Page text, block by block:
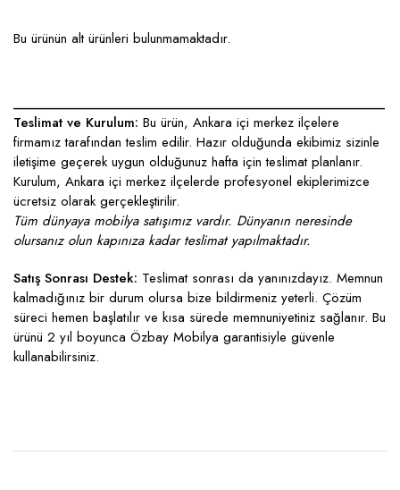
Bu ürünün alt ürünleri bulunmamaktadır.
____________________________________________________
Teslimat ve Kurulum: Bu ürün, Ankara içi merkez ilçelere
firmamız tarafından teslim edilir. Hazır olduğunda ekibimiz sizinle
iletişime geçerek uygun olduğunuz hafta için teslimat planlanır.
Kurulum, Ankara içi merkez ilçelerde profesyonel ekiplerimizce
ücretsiz olarak gerçekleştirilir.
Tüm dünyaya mobilya satışımız vardır. Dünyanın neresinde
olursanız olun kapınıza kadar teslimat yapılmaktadır.
Satış Sonrası Destek: Teslimat sonrası da yanınızdayız. Memnun
kalmadığınız bir durum olursa bize bildirmeniz yeterli. Çözüm
süreci hemen başlatılır ve kısa sürede memnuniyetiniz sağlanır. Bu
ürünü 2 yıl boyunca Özbay Mobilya garantisiyle güvenle
kullanabilirsiniz.